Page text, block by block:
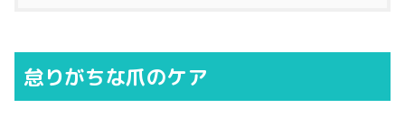
怠りがちな爪のケア